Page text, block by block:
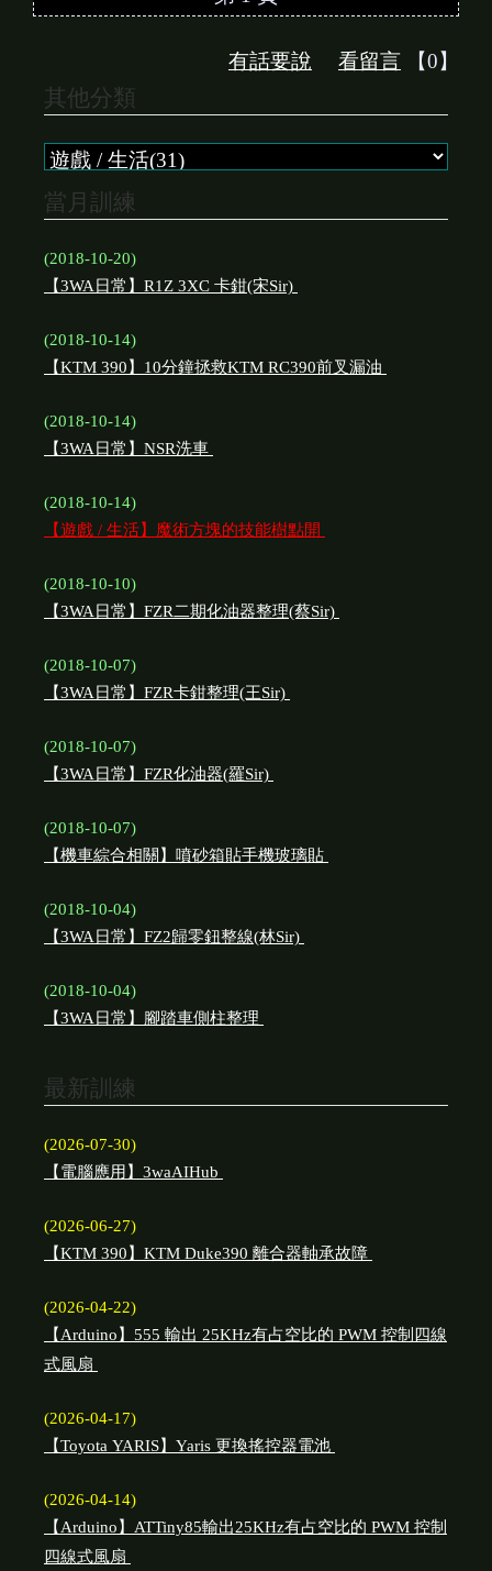
有話要說 看留言 【0】
其他分類
當月訓練
(2018-10-20)
【3WA日常】R1Z 3XC 卡鉗(宋Sir)
(2018-10-14)
【KTM 390】10分鐘拯救KTM RC390前叉漏油
(2018-10-14)
【3WA日常】NSR洗車
(2018-10-14)
【遊戲 / 生活】魔術方塊的技能樹點開
(2018-10-10)
【3WA日常】FZR二期化油器整理(蔡Sir)
(2018-10-07)
【3WA日常】FZR卡鉗整理(王Sir)
(2018-10-07)
【3WA日常】FZR化油器(羅Sir)
(2018-10-07)
【機車綜合相關】噴砂箱貼手機玻璃貼
(2018-10-04)
【3WA日常】FZ2歸零鈕整線(林Sir)
(2018-10-04)
【3WA日常】腳踏車側柱整理
最新訓練
(2026-07-30)
【電腦應用】3waAIHub
(2026-06-27)
【KTM 390】KTM Duke390 離合器軸承故障
(2026-04-22)
【Arduino】555 輸出 25KHz有占空比的 PWM 控制四線
式風扇
(2026-04-17)
【Toyota YARIS】Yaris 更換搖控器電池
(2026-04-14)
【Arduino】ATTiny85輸出25KHz有占空比的 PWM 控制
四線式風扇